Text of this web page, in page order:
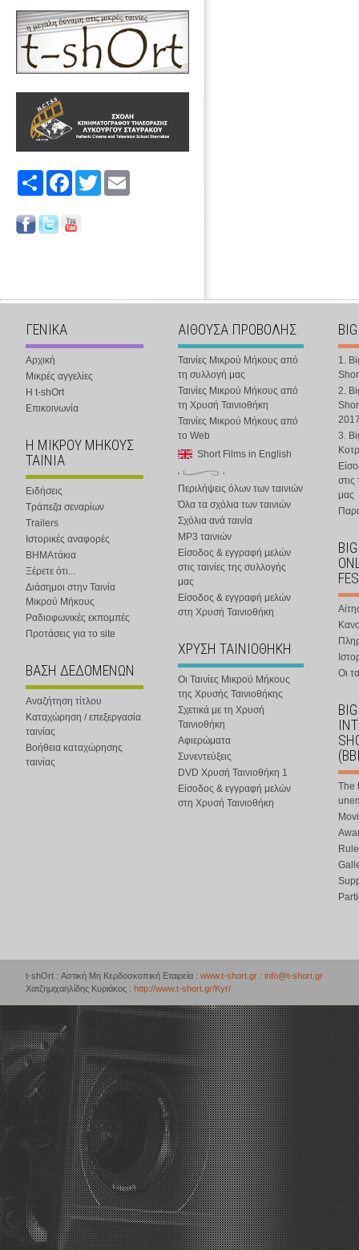
Share FacebookTwitter
ΓΕΝΙΚΑ
Αρχική
Μικρές αγγελίες
Η t-shOrt
Επικοινωνία
Η ΜΙΚΡΟΥ ΜΗΚΟΥΣ
ΤΑΙΝΙΑ
Ειδήσεις
Τράπεζα σεναρίων
Trailers
Ιστορικές αναφορές
ΒΗΜΑτάκια
Ξέρετε ότι...
Διάσημοι στην Ταινία
Μικρού Μήκους
Ραδιοφωνικές εκπομπές
Προτάσεις για το site
ΒΑΣΗ ΔΕΔΟΜΕΝΩΝ
Αναζήτηση τίτλου
Καταχώρηση / επεξεργασία
ταινίας
Βοήθεια καταχώρησης
ταινίας
ΑΙΘΟΥΣΑ ΠΡΟΒΟΛΗΣ
Ταινίες Μικρού Μήκους από
τη συλλογή μας
Ταινίες Μικρού Μήκους από
τη Χρυσή Ταινιοθήκη
Ταινίες Μικρού Μήκους από
το Web
Short Films in English
Περιλήψεις όλων των ταινιών
Όλα τα σχόλια των ταινιών
Σχόλια ανά ταινία
MP3 ταινιών
Είσοδος & εγγραφή μελών
στις ταινίες της συλλογής
μας
Είσοδος & εγγραφή μελών
στη Χρυσή Ταινιοθήκη
ΧΡΥΣΗ ΤΑΙΝΙΟΘΗΚΗ
Οι Ταινίες Μικρού Μήκους
της Χρυσής Ταινιοθήκης
Σχετικά με τη Χρυσή
Ταινιοθήκη
Αφιερώματα
Συνεντεύξεις
DVD Χρυσή Ταινιοθήκη 1
Είσοδος & εγγραφή μελών
στη Χρυσή Ταινιοθήκη
1.
2.
3.
στις
μας
Οι
The
t-shOrt : Αστική Μη Κερδοσκοπική Εταιρεία : www.t-short.gr : info@t-short.gr
Χατζημιχαηλίδης Κυριάκος : http://www.t-short.gr/Kyr/